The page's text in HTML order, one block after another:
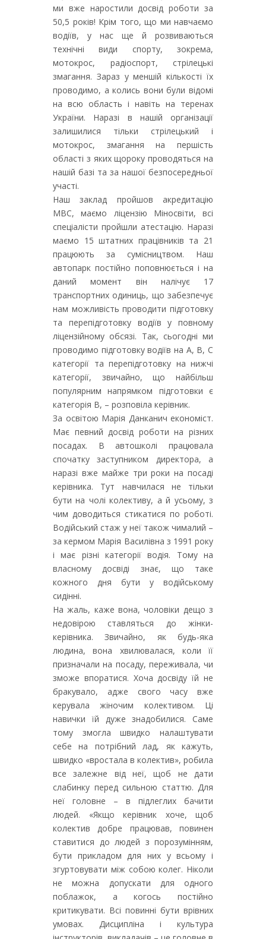
ми вже наростили досвід роботи за
50,5 років! Крім того, що ми навчаємо
водіїв, у нас ще й розвиваються
технічні види спорту, зокрема,
мотокрос, радіоспорт, стрілецькі
змагання. Зараз у меншій кількості їх
проводимо, а колись вони були відомі
на всю область і навіть на теренах
України. Наразі в нашій організації
залишилися тільки стрілецький і
мотокрос, змагання на першість
області з яких щороку проводяться на
нашій базі та за нашої безпосередньої
участі.
Наш заклад пройшов акредитацію
МВС, маємо ліцензію Міносвіти, всі
спеціалісти пройшли атестацію. Наразі
маємо 15 штатних працівників та 21
працюють за сумісництвом. Наш
автопарк постійно поповнюється і на
даний момент він налічує 17
транспортних одиниць, що забезпечує
нам можливість проводити підготовку
та перепідготовку водіїв у повному
ліцензійному обсязі. Так, сьогодні ми
проводимо підготовку водіїв на А, В, С
категорії та перепідготовку на нижчі
категорії, звичайно, що найбільш
популярним напрямком підготовки є
категорія В, – розповіла керівник.
За освітою Марія Данканич економіст.
Має певний досвід роботи на різних
посадах. В автошколі працювала
спочатку заступником директора, а
наразі вже майже три роки на посаді
керівника. Тут навчилася не тільки
бути на чолі колективу, а й усьому, з
чим доводиться стикатися по роботі.
Водійський стаж у неї також чималий –
за кермом Марія Василівна з 1991 року
і має різні категорії водія. Тому на
власному досвіді знає, що таке
кожного дня бути у водійському
сидінні.
На жаль, каже вона, чоловіки дещо з
недовірою ставляться до жінки-
керівника. Звичайно, як будь-яка
людина, вона хвилювалася, коли її
призначали на посаду, переживала, чи
зможе впоратися. Хоча досвіду їй не
бракувало, адже свого часу вже
керувала жіночим колективом. Ці
навички їй дуже знадобилися. Саме
тому змогла швидко налаштувати
себе на потрібний лад, як кажуть,
швидко «вростала в колектив», робила
все залежне від неї, щоб не дати
слабинку перед сильною статтю. Для
неї головне – в підлеглих бачити
людей. «Якщо керівник хоче, щоб
колектив добре працював, повинен
ставитися до людей з порозумінням,
бути прикладом для них у всьому і
згуртовувати між собою колег. Ніколи
не можна допускати для одного
поблажок, а когось постійно
критикувати. Всі повинні бути врівних
умовах. Дисципліна і культура